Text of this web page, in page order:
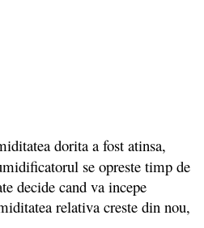
dorita a fost atinsa,
se opreste timp de
decide cand va incepe
relativa creste din nou,